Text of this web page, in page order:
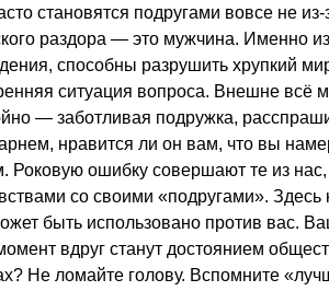
становятся подругами вовсе не
раздора — это мужчина. Именно
способны разрушить хрупкий
ситуация вопроса. Внешне всё
— заботливая подружка,
нравится ли он вам, что вы
Роковую ошибку совершают те из нас,
со своими «подругами». Здесь
быть использовано против вас.
вдруг станут достоянием
Не ломайте голову. Вспомните